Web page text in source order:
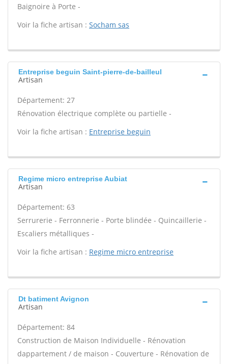
Baignoire à Porte -
Voir la fiche artisan : Socham sas
Entreprise beguin Saint-pierre-de-bailleul
Artisan
Département: 27
Rénovation électrique complète ou partielle -
Voir la fiche artisan : Entreprise beguin
Regime micro entreprise Aubiat
Artisan
Département: 63
Serrurerie - Ferronnerie - Porte blindée - Quincaillerie -
Escaliers métalliques -
Voir la fiche artisan : Regime micro entreprise
Dt batiment Avignon
Artisan
Département: 84
Construction de Maison Individuelle - Rénovation
dappartement / de maison - Couverture - Rénovation de